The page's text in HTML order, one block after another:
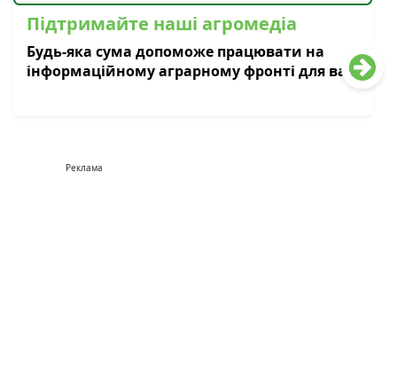
Підтримайте наші агромедіа
Будь-яка сума допоможе працювати на
інформаційному аграрному фронті для вас
Реклама